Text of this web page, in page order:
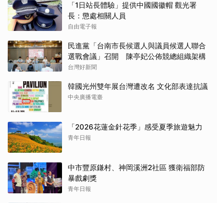
「1日站長體驗」提供中國國徽帽 觀光署
長：懲處相關人員
自由電子報
民進黨「台南市長候選人與議員候選人聯合
選戰會議」召開 陳亭妃公佈競總組織架構
台灣好新聞
韓國光州雙年展台灣遭改名 文化部表達抗議
中央廣播電臺
「2026花蓮金針花季」感受夏季旅遊魅力
青年日報
中市豐原鎌村、神岡溪洲2社區 獲衛福部防
暴戲劇獎
青年日報